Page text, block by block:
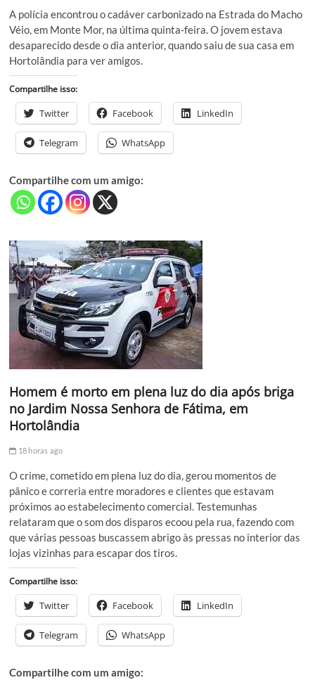
A polícia encontrou o cadáver carbonizado na Estrada do Macho
Véio, em Monte Mor, na última quinta-feira. O jovem estava
desaparecido desde o dia anterior, quando saiu de sua casa em
Hortolândia para ver amigos.
Compartilhe isso:
Twitter Facebook LinkedIn
Telegram WhatsApp
Compartilhe com um amigo:
Homem é morto em plena luz do dia após briga
no Jardim Nossa Senhora de Fátima, em
Hortolândia
18 horas ago
O crime, cometido em plena luz do dia, gerou momentos de
pânico e correria entre moradores e clientes que estavam
próximos ao estabelecimento comercial. Testemunhas
relataram que o som dos disparos ecoou pela rua, fazendo com
que várias pessoas buscassem abrigo às pressas no interior das
lojas vizinhas para escapar dos tiros.
Compartilhe isso:
Twitter Facebook LinkedIn
Telegram WhatsApp
Compartilhe com um amigo: